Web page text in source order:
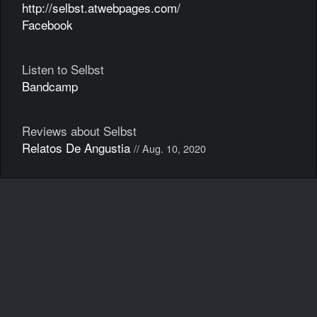
http://selbst.atwebpages.com/
Facebook
Listen to Selbst
Bandcamp
Reviews about Selbst
Relatos De Angustia // Aug. 10, 2020